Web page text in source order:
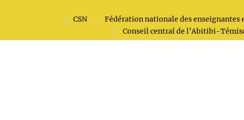
CSN
Fédération nationale des enseignantes
Conseil central de l’Abitibi-